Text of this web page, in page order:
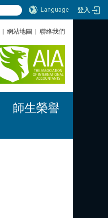
Language 登入
:::
| 網站地圖 | 聯絡我們
師生榮譽